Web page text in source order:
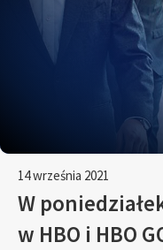
14 września 2021
W
w HBO i HBO